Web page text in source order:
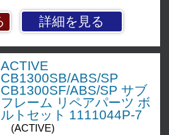
詳細を見る
ACTIVE
CB1300SB/ABS/SP
CB1300SF/ABS/SP サブ
フレーム リペアパーツ ボ
ルトセット 1111044P-7
(ACTIVE)